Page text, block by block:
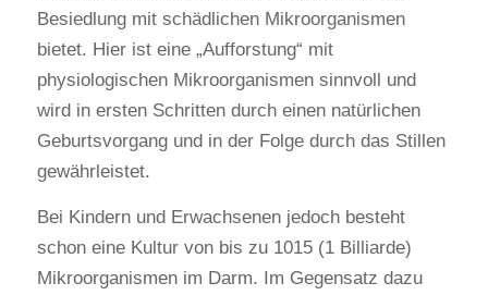
Besiedlung mit schädlichen Mikroorganismen
bietet. Hier ist eine „Aufforstung“ mit
physiologischen Mikroorganismen sinnvoll und
wird in ersten Schritten durch einen natürlichen
Geburtsvorgang und in der Folge durch das Stillen
gewährleistet.
Bei Kindern und Erwachsenen jedoch besteht
schon eine Kultur von bis zu 1015 (1 Billiarde)
Mikroorganismen im Darm. Im Gegensatz dazu